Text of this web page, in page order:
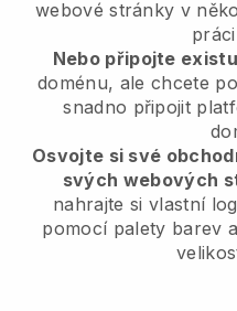
webové stránky v
Nebo připojte
doménu, ale chcete
snadno připojit
Osvojte si své
svých webových
nahrajte si vlastní
pomocí palety barev